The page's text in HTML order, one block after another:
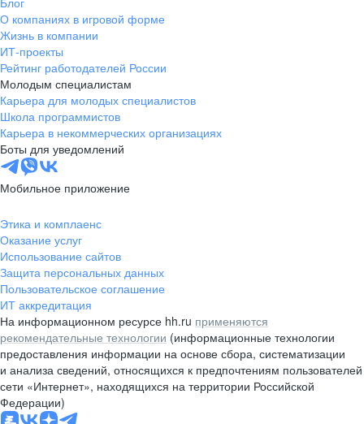
О компаниях в игровой форме
Жизнь в компании
ИТ-проекты
Рейтинг работодателей России
Молодым специалистам
Карьера для молодых специалистов
Школа программистов
Карьера в некоммерческих организациях
Боты для уведомлений
Мобильное приложение
Этика и комплаенс
Оказание услуг
Использование сайтов
Защита персональных данных
Пользовательское соглашение
ИТ аккредитация
На информационном ресурсе hh.ru применяются
рекомендательные технологии (информационные технологии
предоставления информации на основе сбора, систематизации
и анализа сведений, относящихся к предпочтениям пользователей
сети «Интернет», находящихся на территории Российской
Федерации)